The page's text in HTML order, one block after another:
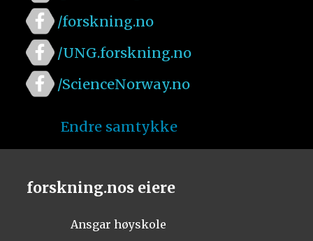
/forskning.no
/UNG.forskning.no
/ScienceNorway.no
Endre samtykke
forskning.nos eiere
Ansgar høyskole